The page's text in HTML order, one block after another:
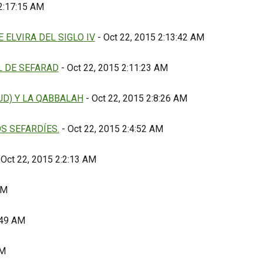
AM
ELVIRA DEL SIGLO IV- Oct 22, 2015 2:13:42 AM
DE SEFARAD- Oct 22, 2015 2:11:23 AM
Y LA QABBALAH- Oct 22, 2015 2:8:26 AM
SEFARDÍES. - Oct 22, 2015 2:4:52 AM
22, 2015 2:2:13 AM
AM